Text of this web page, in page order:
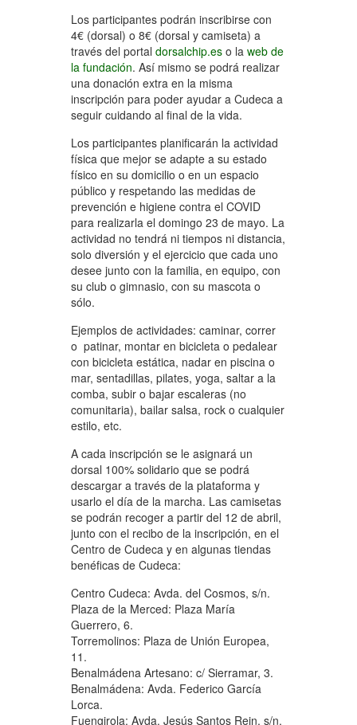
Los participantes podrán inscribirse con
4€ (dorsal) o 8€ (dorsal y camiseta) a
través del portal dorsalchip.es o la web de
la fundación. Así mismo se podrá realizar
una donación extra en la misma
inscripción para poder ayudar a Cudeca a
seguir cuidando al final de la vida.
Los participantes planificarán la actividad
física que mejor se adapte a su estado
físico en su domicilio o en un espacio
público y respetando las medidas de
prevención e higiene contra el COVID
para realizarla el domingo 23 de mayo. La
actividad no tendrá ni tiempos ni distancia,
solo diversión y el ejercicio que cada uno
desee junto con la familia, en equipo, con
su club o gimnasio, con su mascota o
sólo.
Ejemplos de actividades: caminar, correr
o patinar, montar en bicicleta o pedalear
con bicicleta estática, nadar en piscina o
mar, sentadillas, pilates, yoga, saltar a la
comba, subir o bajar escaleras (no
comunitaria), bailar salsa, rock o cualquier
estilo, etc.
A cada inscripción se le asignará un
dorsal 100% solidario que se podrá
descargar a través de la plataforma y
usarlo el día de la marcha. Las camisetas
se podrán recoger a partir del 12 de abril,
junto con el recibo de la inscripción, en el
Centro de Cudeca y en algunas tiendas
benéficas de Cudeca:
Centro Cudeca: Avda. del Cosmos, s/n.
Plaza de la Merced: Plaza María
Guerrero, 6.
Torremolinos: Plaza de Unión Europea,
11.
Benalmádena Artesano: c/ Sierramar, 3.
Benalmádena: Avda. Federico García
Lorca.
Fuengirola: Avda. Jesús Santos Rein, s/n.